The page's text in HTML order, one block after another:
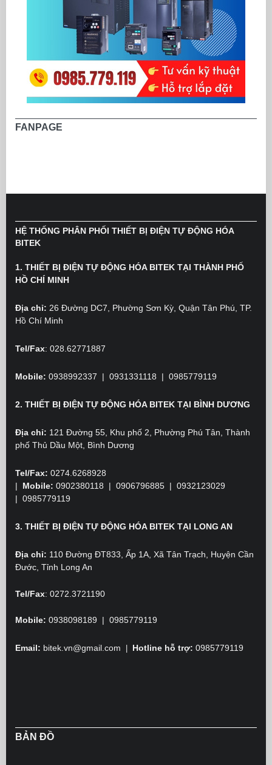
FANPAGE
HỆ THỐNG PHÂN PHỐI THIẾT BỊ ĐIỆN TỰ ĐỘNG HÓA
BITEK
1. THIẾT BỊ ĐIỆN TỰ ĐỘNG HÓA BITEK TẠI THÀNH PHỐ
HỒ CHÍ MINH
Địa chỉ: 26 Đường DC7, Phường Sơn Kỳ, Quận Tân Phú, TP.
Hồ Chí Minh
Tel/Fax: 028.62771887
Mobile: 0938992337 | 0931331118 | 0985779119
2. THIẾT BỊ ĐIỆN TỰ ĐỘNG HÓA BITEK TẠI BÌNH DƯƠNG
Địa chỉ: 121 Đường 55, Khu phố 2, Phường Phú Tân, Thành
phố Thủ Dầu Một, Bình Dương
Tel/Fax: 0274.6268928
|
Mobile: 0902380118 | 0906796885 | 0932123029
| 0985779119
3. THIẾT BỊ ĐIỆN TỰ ĐỘNG HÓA BITEK TẠI LONG AN
Địa chỉ: 110 Đường ĐT833, Ấp 1A, Xã Tân Trạch, Huyện Cần
Đước, Tỉnh Long An
Tel/Fax: 0272.3721190
Mobile: 0938098189 | 0985779119
Email: bitek.vn@gmail.com Hotline hỗ trợ: 0985779119
BẢN ĐỒ